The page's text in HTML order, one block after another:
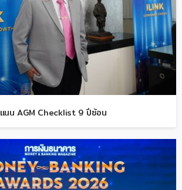
นน AGM Checklist 9 ปีซ้อน